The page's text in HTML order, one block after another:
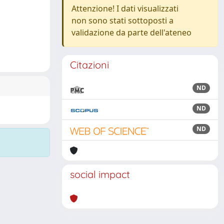
Attenzione! I dati visualizzati
non sono stati sottoposti a
validazione da parte dell'ateneo
Citazioni
ND
ND
ND
social impact